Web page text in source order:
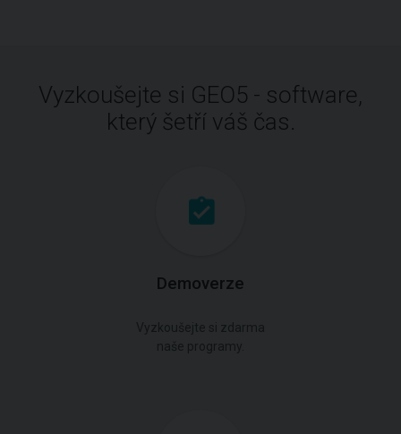
Vyzkoušejte si GEO5 - software,
který šetří váš čas.
Demoverze